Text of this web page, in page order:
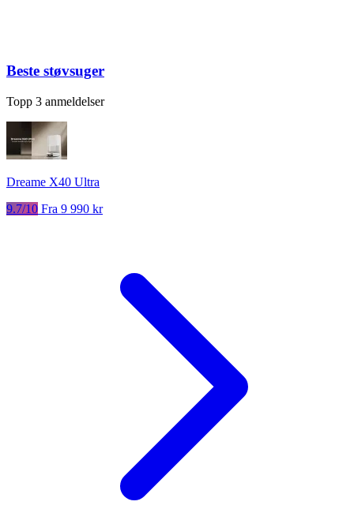
Beste støvsuger
Topp 3 anmeldelser
Dreame X40 Ultra
9.7/10 Fra 9 990 kr